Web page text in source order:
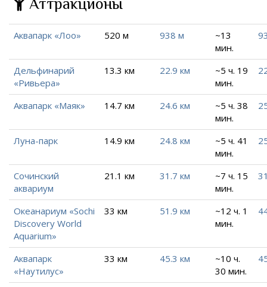
Аттракционы
Аквапарк «Лоо» 520 м 938 м
~13
мин.
Дельфинарий
«Ривьера»
13.3 км 22.9 км
~5 ч. 19
мин.
Аквапарк «Маяк» 14.7 км 24.6 км
~5 ч. 38
мин.
Луна-парк 14.9 км 24.8 км
~5 ч. 41
мин.
Сочинский
аквариум
21.1 км 31.7 км
~7 ч. 15
мин.
Океанариум «Sochi
Discovery World
Aquarium»
33 км 51.9 км
~12 ч. 1
мин.
Аквапарк
«Наутилус»
33 км 45.3 км
~10 ч.
30 мин.